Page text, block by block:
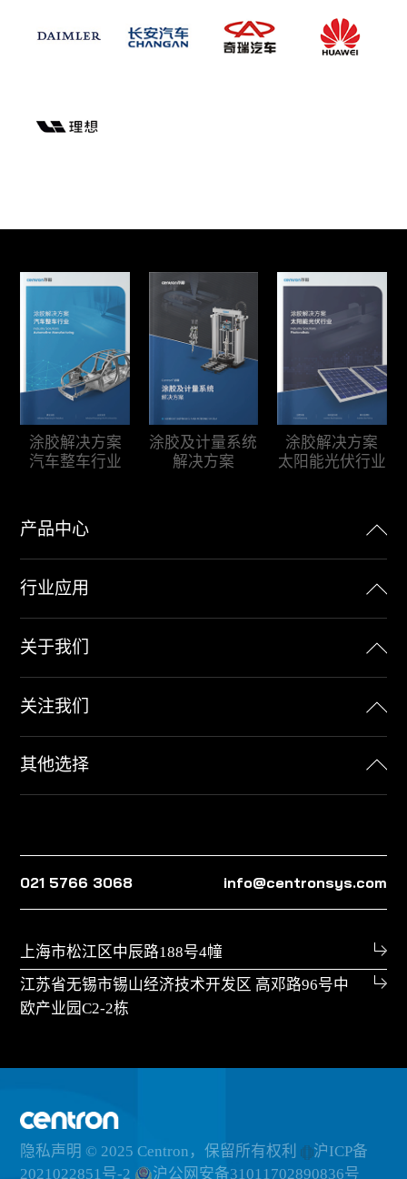
产品中心
行业应用
关于我们
关注我们
其他选择
涂胶解决方案
汽车整车行业
涂胶及计量系统
解决方案
涂胶解决方案
太阳能光伏行业
021 5766 3068 info@centronsys.com
上海市松江区中辰路188号4幢
江苏省无锡市锡山经济技术开发区 高邓路96号中
欧产业园C2-2栋
隐私声明 © 2025 Centron，保留所有权利
沪ICP备
2021022851号-2
沪公网安备31011702890836号